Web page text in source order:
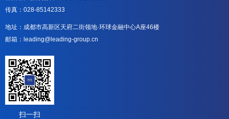
传真：028-85142333
地址：成都市高新区天府二街领地·环球金融中心A座46楼
邮箱：leading@leading-group.cn
扫一扫